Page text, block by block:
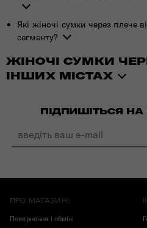
Які жіночі сумки через плече
сегменту?
ЖІНОЧІ СУМКИ
ІНШИХ МІСТАХ
ПІДПИШІТЬСЯ
ПРО МАГАЗИН:
Повернення і обмін